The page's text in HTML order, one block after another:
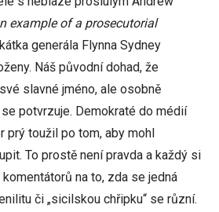
example of a prosecutorial
generála Flynna Sydney
Náš původní dohad, že
slavné jméno, ale osobně
potvrzuje. Demokraté do médií
prý toužil po tom, aby mohl
To prostě není pravda a každý si
na to, zda se jedná
či „sicilskou chřipku“ se různí.